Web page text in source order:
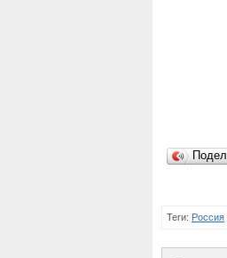
Теги: Россия